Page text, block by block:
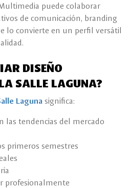
puede colaborar
de comunicación, branding
lo convierte en un perfil versátil
DISEÑO
SALLE LAGUNA?
Laguna significa:
las tendencias del mercado
primeros semestres
profesionalmente